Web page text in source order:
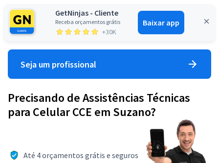
GetNinjas - Cliente
Receba orçamentos grátis
+30K
Baixar app
Entrar
Seja um profissional
Precisando de Assistências Técnicas
para Celular CCE em Suzano?
Até 4 orçamentos grátis e seguros